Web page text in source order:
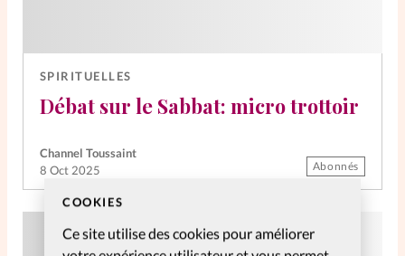
COOKIES
Ce site utilise des cookies pour améliorer
À propos
La rédaction
Mon compte
SPIRITUELLES
Débat sur le Sabbat: micro trottoir
Channel Toussaint
8 Oct 2025
Abonnés